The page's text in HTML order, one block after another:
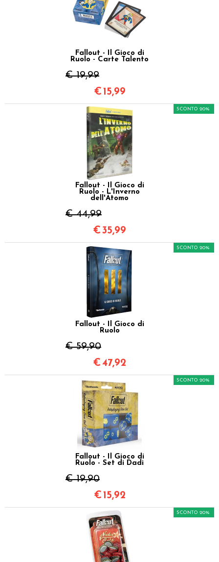
Fallout - Il Gioco di
Ruolo - Carte Talento
€ 19,99
€ 15,99
Fallout - Il Gioco di
Ruolo - L'Inverno
dell'Atomo
€ 44,99
SCONTO 20%
€35,99
Fallout - Il Gioco di
Ruolo
€ 59,90
SCONTO 20%
€47,92
Fallout - Il Gioco di
Ruolo - Set di Dadi
€ 19,90
SCONTO 20%
€ 15,92
SCONTO 20%